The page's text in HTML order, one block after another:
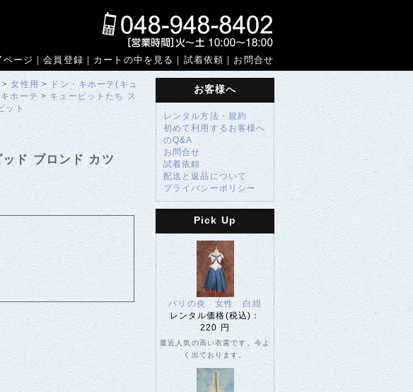
お問合せ
｜
試着依頼
｜
カートの中を見る
｜
会員登録
｜
ページ
>女性用 > ドン・キホーテ(キュ
ホーテ > キューピットたち
ス
ット
ド ブロンド カツ
お客様へ
レンタル方法・規約
初めて利用するお客様へ
のQ&A
お問合せ
試着依頼
配送と返品について
プライバシーポリシー
Pick Up
パリの炎 女性 白紺
レンタル価格(税込)：
220 円
最近人気の高い衣裳です。今よ
く出ております。